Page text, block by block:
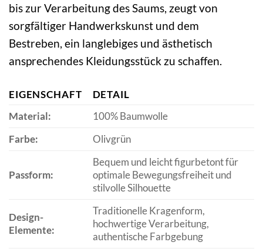
bis zur Verarbeitung des Saums, zeugt von
sorgfältiger Handwerkskunst und dem
Bestreben, ein langlebiges und ästhetisch
ansprechendes Kleidungsstück zu schaffen.
EIGENSCHAFT
DETAIL
Material:
100% Baumwolle
Farbe:
Olivgrün
Passform:
Bequem und leicht figurbetont für
optimale Bewegungsfreiheit und
stilvolle Silhouette
Design-
Elemente:
Traditionelle Kragenform,
hochwertige Verarbeitung,
authentische Farbgebung